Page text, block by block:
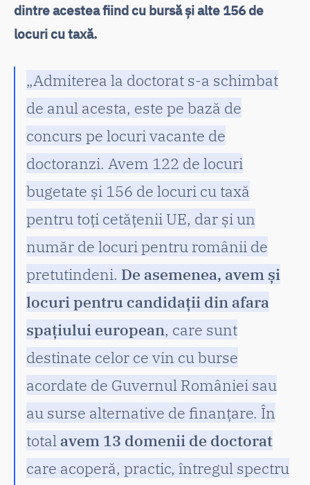
dintre acestea fiind cu bursă și alte 156 de
locuri cu taxă.
„Admiterea la doctorat s-a schimbat
de anul acesta, este pe bază de
concurs pe locuri vacante de
doctoranzi. Avem 122 de locuri
bugetate și 156 de locuri cu taxă
pentru toți cetățenii UE, dar și un
număr de locuri pentru românii de
pretutindeni. De asemenea, avem și
locuri pentru candidații din afara
spațiului european, care sunt
destinate celor ce vin cu burse
acordate de Guvernul României sau
au surse alternative de finanțare. În
total avem 13 domenii de doctorat
care acoperă, practic, întregul spectru